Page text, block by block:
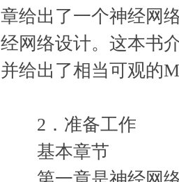
章给出了一个神经网
经网络设计。这本书
并给出了相当可观的
2．准备工作
基本章节